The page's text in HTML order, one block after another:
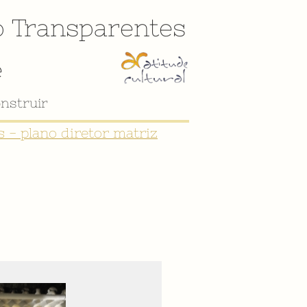
Transparentes
- plano diretor matriz